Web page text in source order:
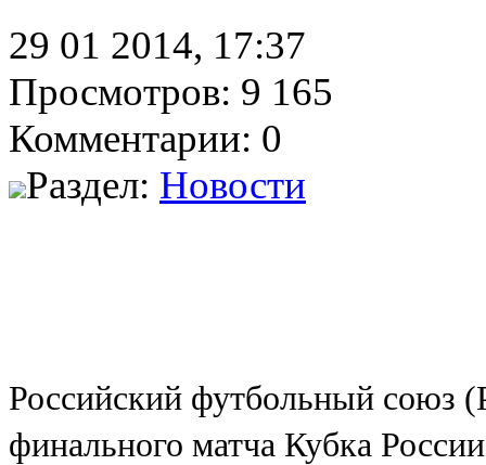
29 01 2014, 17:37
Просмотров: 9 165
Комментарии: 0
Раздел: Новости
Российский футбольный союз
финального матча Кубка